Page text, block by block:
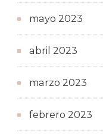
mayo 2023
abril 2023
marzo 2023
febrero 2023